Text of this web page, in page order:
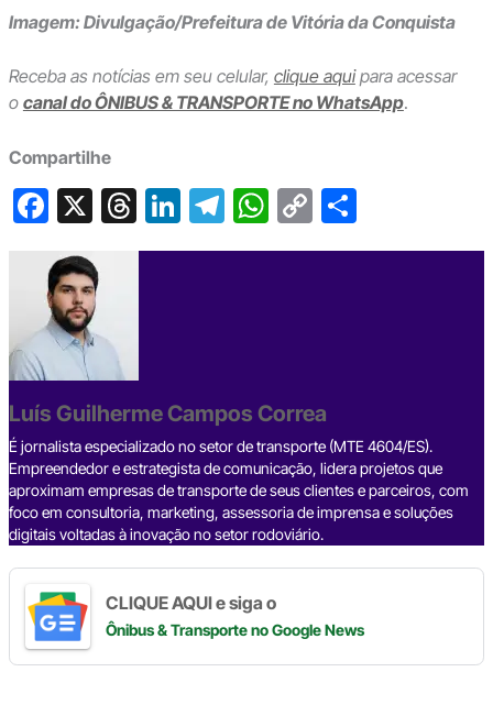
Imagem: Divulgação/Prefeitura de Vitória da Conquista
Receba as notícias em seu celular, clique aquipara acessar
o canal do ÔNIBUS & TRANSPORTE no WhatsApp.
Compartilhe
F
c
e
b
o
o
k
X T
hr
s
Li
n
T
el
W
h
p
C
o
k
S
h
Luís Guilherme Campos Correa
É jornalista especializado no setor de transporte (MTE 4604/ES).
Empreendedor e estrategista de comunicação, lidera projetos que
aproximam empresas de transporte de seus clientes e parceiros, com
foco em consultoria, marketing, assessoria de imprensa e soluções
digitais voltadas à inovação no setor rodoviário.
CLIQUE AQUI e siga o
Ônibus & Transporteno Google News